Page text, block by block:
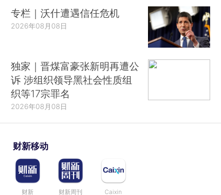
专栏｜沃什遭遇信任危机
2026年08月08日
独家｜晋煤富豪张新明再遭公
诉 涉组织领导黑社会性质组
织等17宗罪名
2026年08月08日
财新移动
财新 财新周刊 Caixin